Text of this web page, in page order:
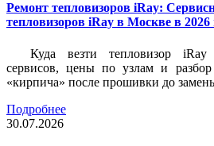
Ремонт тепловизоров iRay:
тепловизоров iRay в Москве в 2026
Куда везти тепловизор
сервисов, цены по узлам и
«кирпича» после прошивки до
Подробнее
30.07.2026